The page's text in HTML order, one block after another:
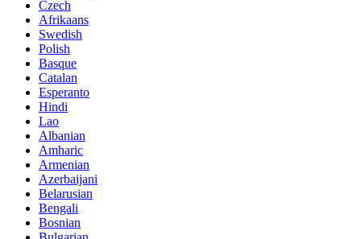
Czech
Afrikaans
Swedish
Polish
Basque
Catalan
Esperanto
Hindi
Lao
Albanian
Amharic
Armenian
Azerbaijani
Belarusian
Bengali
Bosnian